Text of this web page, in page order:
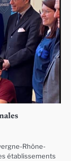
Rhône-
établissements